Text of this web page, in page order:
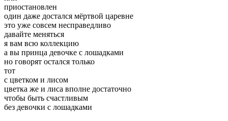
приостановлен
один даже достался мёртвой царевне
это уже совсем несправедливо
давайте меняться
я вам всю коллекцию
а вы принца девочке с лошадками
но говорят остался только
тот
с цветком и лисом
цветка же и лиса вполне достаточно
чтобы быть счастливым
без девочки с лошадками